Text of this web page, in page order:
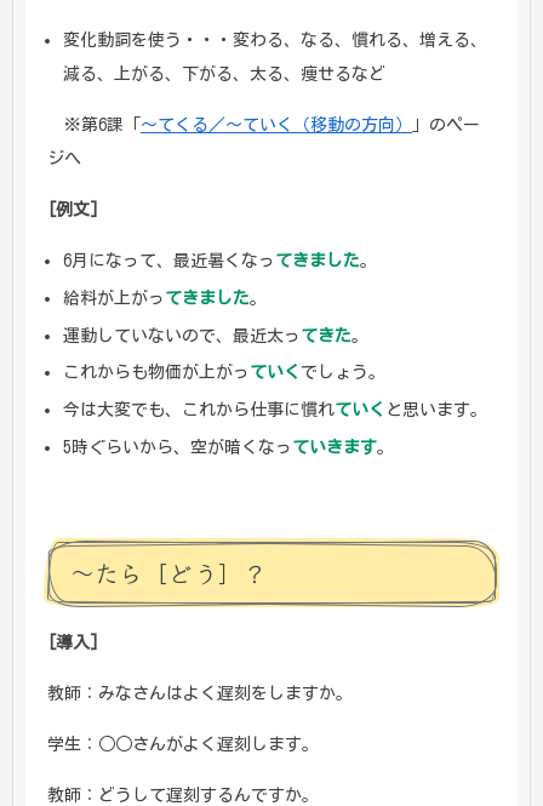
変化動詞を使う・・・変わる、なる、慣れる、増える、
減る、上がる、下がる、太る、痩せるなど
※第6課「 ～てくる／～ていく（移動の方向）
」のペー
ジへ
[例文]
6月になって、最近暑くなっ てきました。
給料が上がっ てきました。
運動していないので、最近太っ てきた。
これからも物価が上がっ ていく でしょう。
今は大変でも、これから仕事に慣れていく と思います。
5時ぐらいから、空が暗くなっ ていきます。
～たら［どう］？
[導入]
教師：みなさんはよく遅刻をしますか。
学生：○○さんがよく遅刻します。
教師：どうして遅刻するんですか。